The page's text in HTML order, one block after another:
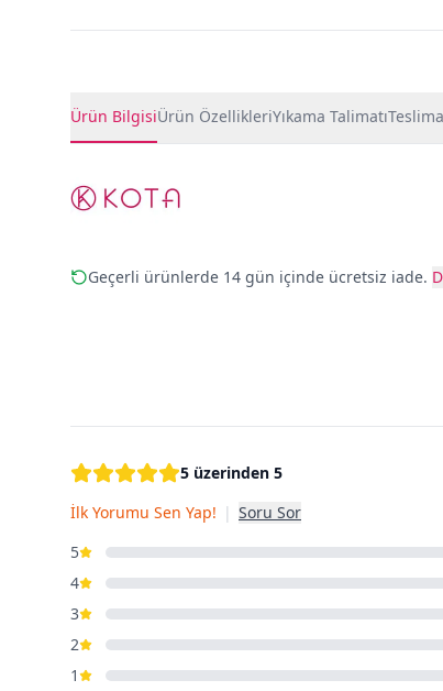
Ürün BilgisiÜrün ÖzellikleriYıkama Talimatı
Geçerli ürünlerde 14 gün içinde ücretsiz iade.
5 üzerinden 5
İlk Yorumu Sen Yap! | Soru Sor
5
4
3
2
1